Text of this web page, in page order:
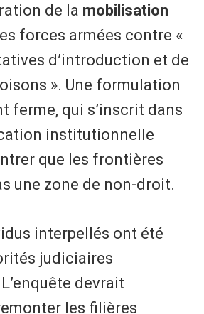
de la mobilisation
forces armées contre «
d’introduction et de
». Une formulation
ferme, qui s’inscrit dans
institutionnelle
que les frontières
une zone de non-droit.
interpellés ont été
judiciaires
devrait
les filières